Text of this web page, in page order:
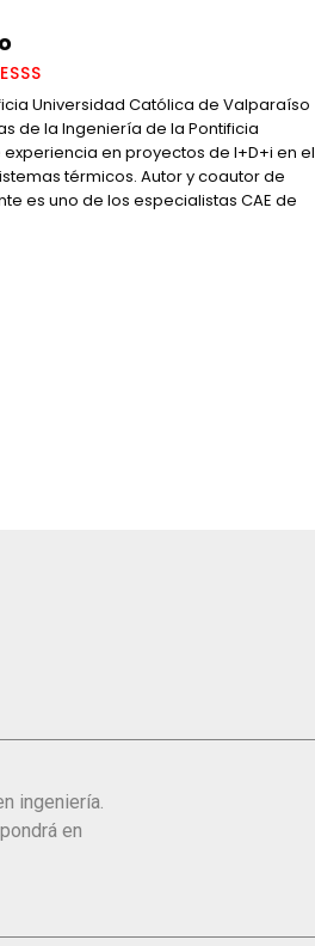
Universidad Católica de Valparaíso
de la Ingeniería de la Pontificia
en proyectos de I+D+i en el
térmicos. Autor y coautor de
es uno de los especialistas CAE de
ingeniería.
en